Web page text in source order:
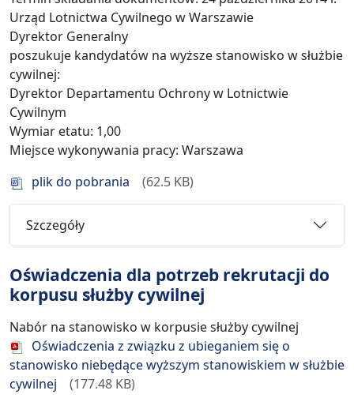
Urząd Lotnictwa Cywilnego w Warszawie
Dyrektor Generalny
poszukuje kandydatów na wyższe stanowisko w służbie
cywilnej:
Dyrektor Departamentu Ochrony w Lotnictwie
Cywilnym
Wymiar etatu: 1,00
Miejsce wykonywania pracy: Warszawa
plik do pobrania
62.5 KB
Szczegóły
Oświadczenia dla potrzeb rekrutacji do
korpusu służby cywilnej
Nabór na stanowisko w korpusie służby cywilnej
Oświadczenia z związku z ubieganiem się o
stanowisko niebędące wyższym stanowiskiem w służbie
cywilnej
177.48 KB